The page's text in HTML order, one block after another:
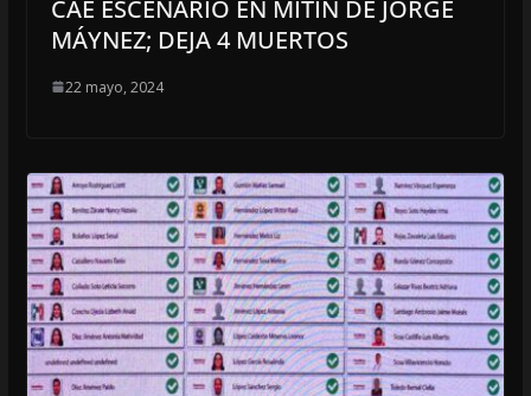
CAE ESCENARIO EN MITIN DE JORGE
MÁYNEZ; DEJA 4 MUERTOS
22 mayo, 2024